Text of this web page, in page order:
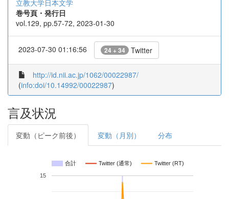
立教大学日本文学
巻号頁・発行日
vol.129, pp.57-72, 2023-01-30
2023-07-30 01:16:56 24 + 34 Twitter
http://id.nii.ac.jp/1062/00022987/
(info:doi/10.14992/00022987)
言及状況
変動（ピーク前後） 変動（月別） 分布
合計 Twitter (通常) Twitter (RT)
15